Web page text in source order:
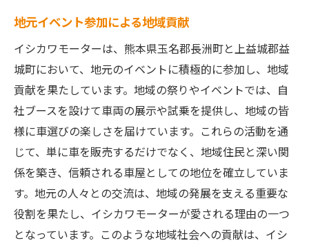
地元イベント参加による地域貢献
イシカワモーターは、熊本県玉名郡長洲町と上益城郡益
城町において、地元のイベントに積極的に参加し、地域
貢献を果たしています。地域の祭りやイベントでは、自
社ブースを設けて車両の展示や試乗を提供し、地域の皆
様に車選びの楽しさを届けています。これらの活動を通
じて、単に車を販売するだけでなく、地域住民と深い関
係を築き、信頼される車屋としての地位を確立していま
す。地元の人々との交流は、地域の発展を支える重要な
役割を果たし、イシカワモーターが愛される理由の一つ
となっています。このような地域社会への貢献は、イシ